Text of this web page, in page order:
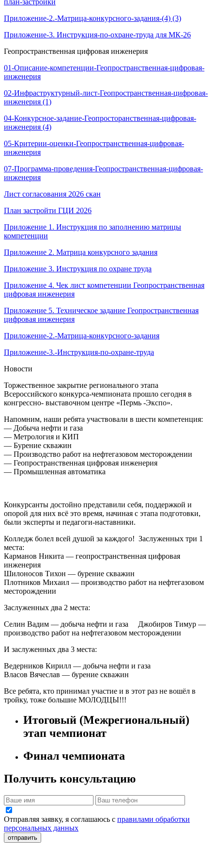
Приложение-2.-Матрица-конкурсного-задания-(4) (3)
Приложение-3. Инструкция-по-охране-труда для МК-26
Геопространственная цифровая инженерия
01-Описание-компетенции-Геопространственная-цифровая-
инженерия
02-Инфраструктурный-лист-Геопространственная-цифровая-
инженерия (1)
04-Конкурсное-задание-Геопросторанственная-цифровая-
инженерия (4)
05-Критерии-оценки-Геопространственная-цифровая-
инженерия
07-Программа-проведения-Геопространственная-цифровая-
инженерия
Лист согласования 2026 скан
План застройти ГЦИ 2026
Приложение 1. Инструкция по заполнению матрицы
компетенции
Приложение 2. Матрица конкурсного задания
Приложение 3. Инструкция по охране труда
Приложение 4. Чек лист компетенции Геопространственная
цифровая инженерия
Приложение 5. Техническое задание Геопространственная
цифровая инженерия
Приложение-2.-Матрица-конкурсного-задания
Приложение-3.-Инструкция-по-охране-труда
Новости
Торжественное закрытие регионального этапа
Всероссийского конкурса-чемпионата прошло сегодня в
конгрессно- выставочном центре «Пермь -Экспо».
Напомним, наши ребята участвовали в шести компетенция:
— Добыча нефти и газа
— Метрология и КИП
— Бурение скважин
— Производство работ на нефтегазовом месторождении
— Геопространственная цифровая инженерия
— Промышленная автоматика
Конкурсанты достойно представили себя, поддержкой и
опорой для них всё это время, начиная с этапа подготовки,
были эксперты и педагоги-наставники.
Колледж болел всей душой за каждого! Заслуженных три 1
места:
Карманов Никита — геопространственная цифровая
инженерия
Шилоносов Тихон — бурение скважин
Плотников Михаил — производство работ на нефтегазовом
месторождении
Заслуженных два 2 места:
Селин Вадим — добыча нефти и газа Джобиров Тимур —
производство работ на нефтегазовом месторождении
И заслуженных два 3 места:
Ведерников Кирилл — добыча нефти и газа
Власов Вячеслав — бурение скважин
Все ребята, кто принимал участие и в этот раз не вошёл в
тройку, тоже большие МОЛОДЦЫ!!!
Итоговый (Межрегиональный)
этап чемпионат
Финал чемпионата
Получить консультацию
Отправляя заявку, я соглашаюсь с правилами обработки
персональных данных
отправить